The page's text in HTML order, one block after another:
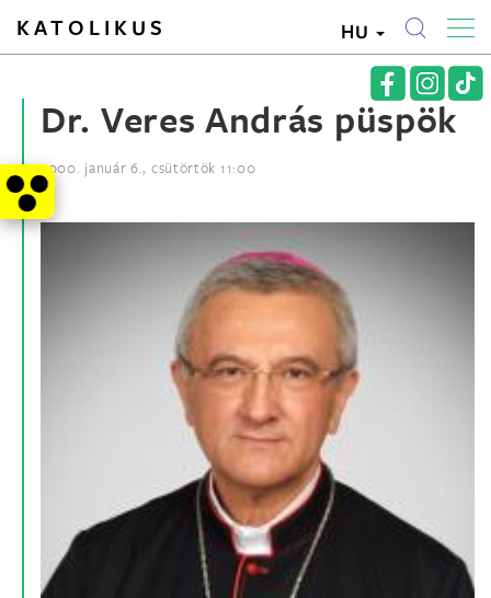
KATOLIKUS HU
Dr. Veres András püspök
2000. január 6., csütörtök 11:00